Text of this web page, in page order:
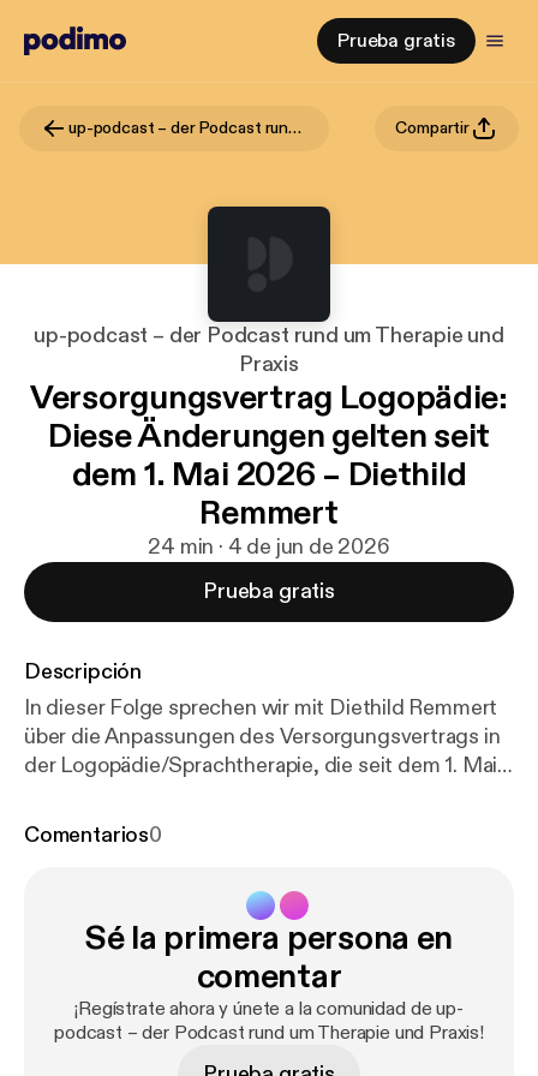
Prueba gratis
up-podcast – der Podcast rund um Therapie und Praxis Compartir
up-podcast – der Podcast rund um Therapie und
Praxis
Versorgungsvertrag Logopädie:
Diese Änderungen gelten seit
dem 1. Mai 2026 – Diethild
Remmert
24 min · 4 de jun de 2026
Prueba gratis
Descripción
In dieser Folge sprechen wir mit Diethild Remmert
über die Anpassungen des Versorgungsvertrags in
der Logopädie/Sprachtherapie, die seit dem 1. Mai
Inhaberinnen und Inhaber von logopädischen
Online- und Präsenzfortbildungen * zum
Stellenwert der Diagnosegruppe im Vergleich zur
ärztlichen Diagnose * zur Widerspruchsfrist bei
Absetzungen * zur Aufteilung der
Comentarios0
Sé la primera persona en
comentar
¡Regístrate ahora y únete a la comunidad de up-
podcast – der Podcast rund um Therapie und Praxis!